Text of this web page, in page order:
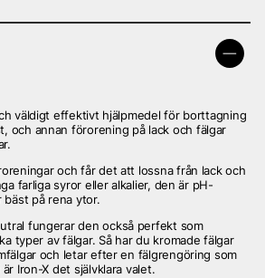
väldigt effektivt hjälpmedel för borttagning
och annan förorening på lack och fälgar
och får det att lossna från lack och
farliga syror eller alkalier, den är pH-
bäst på rena ytor.
fungerar den också perfekt som
typer av fälgar. Så har du kromade fälgar
och letar efter en fälgrengöring som
Iron-X det självklara valet.